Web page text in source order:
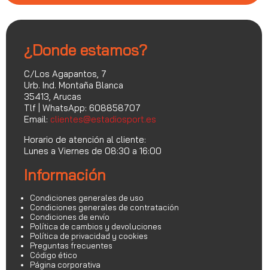
¿Donde estamos?
C/Los Agapantos, 7
Urb. Ind. Montaña Blanca
35413, Arucas
Tlf | WhatsApp: 608858707
Email: clientes@estadiosport.es
Horario de atención al cliente:
Lunes a Viernes de 08:30 a 16:00
Información
Condiciones generales de uso
Condiciones generales de contratación
Condiciones de envío
Política de cambios y devoluciones
Política de privacidad y cookies
Preguntas frecuentes
Código ético
Página corporativa